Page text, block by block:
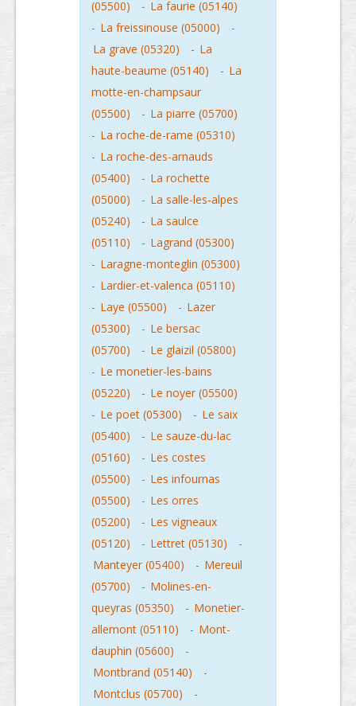
(05500) - La faurie (05140)
- La freissinouse (05000)
-
La grave (05320)
- La
haute-beaume (05140)
- La
motte-en-champsaur
(05500)
- La piarre (05700)
- La roche-de-rame (05310)
- La roche-des-arnauds
(05400)
- La rochette
(05000)
- La salle-les-alpes
(05240)
- La saulce
(05110)
- Lagrand (05300)
- Laragne-monteglin (05300)
- Lardier-et-valenca (05110)
- Laye (05500) - Lazer
(05300)
- Le bersac
(05700)
- Le glaizil (05800)
- Le monetier-les-bains
(05220)
- Le noyer (05500)
- Le poet (05300) - Le saix
(05400)
- Le sauze-du-lac
(05160)
- Les costes
(05500)
- Les infournas
(05500)
- Les orres
(05200)
- Les vigneaux
(05120)
- Lettret (05130)
-
Manteyer (05400)
- Mereuil
(05700)
- Molines-en-
queyras (05350)
- Monetier-
allemont (05110)
- Mont-
dauphin (05600)
-
Montbrand (05140)
-
Montclus (05700)
-